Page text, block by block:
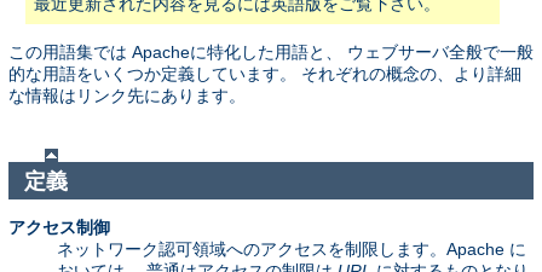
この用語集では Apacheに特化した用語と、 ウェブサーバ全般で一般
的な用語をいくつか定義しています。 それぞれの概念の、より詳細
な情報はリンク先にあります。
定義
アクセス制御
ネットワーク認可領域へのアクセスを制限します。Apache に